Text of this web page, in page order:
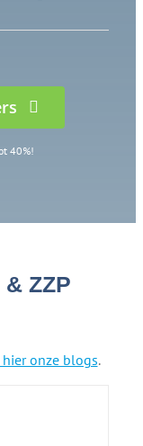
40%!
ZZP
onze blogs.